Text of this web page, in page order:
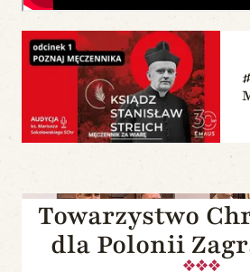
Towarzystwo
dla Polonii